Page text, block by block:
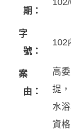
期：
字
號：
102
案
由：
高
提
水
資